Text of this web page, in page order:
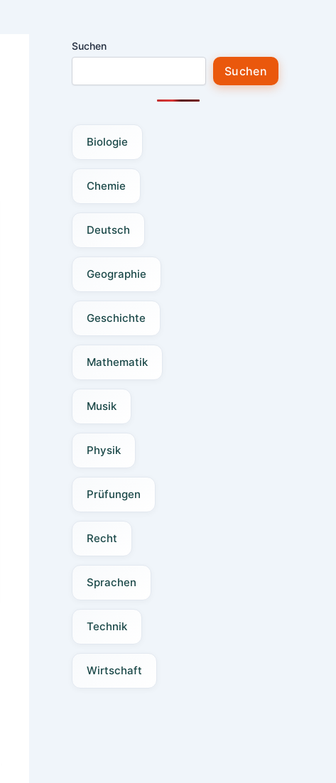
Suchen
Suchen
Biologie
Chemie
Deutsch
Geographie
Geschichte
Mathematik
Musik
Physik
Prüfungen
Recht
Sprachen
Technik
Wirtschaft